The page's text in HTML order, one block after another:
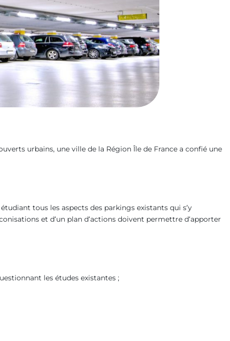
urbains, une ville de la Région Île de France a confié une
tous les aspects des parkings existants qui s’y
et d’un plan d’actions doivent permettre d’apporter
les études existantes ;